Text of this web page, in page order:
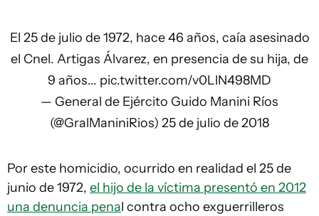
El 25 de julio de 1972, hace 46 años, caía asesinado
el Cnel. Artigas Álvarez, en presencia de su hija, de
9 años... pic.twitter.com/v0LlN498MD
— General de Ejército Guido Manini Ríos
(@GralManiniRios) 25 de julio de 2018
Por este homicidio, ocurrido en realidad el 25 de
junio de 1972, el hijo de la víctima presentó en 2012
una denuncia penal contra ocho exguerrilleros